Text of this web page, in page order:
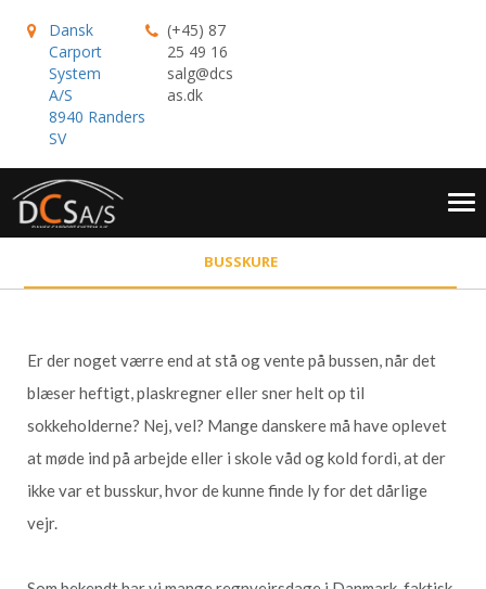
Dansk
Carport
System
A/S
8940 Randers
SV
(+45) 87
25 49 16
salg@dcs
as.dk
BUSSKURE
Er der noget værre end at stå og vente på bussen, når det
blæser heftigt, plaskregner eller sner helt op til
sokkeholderne? Nej, vel? Mange danskere må have oplevet
at møde ind på arbejde eller i skole våd og kold fordi, at der
ikke var et busskur, hvor de kunne finde ly for det dårlige
vejr.